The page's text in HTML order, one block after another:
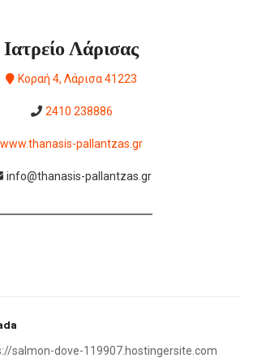
Ιατρείο Λάρισας
Κοραή 4, Λάρισα 41223
2410 238886
www.thanasis-pallantzas.gr
info@thanasis-pallantzas.gr
salmon-dove-119907.hostingersite.com